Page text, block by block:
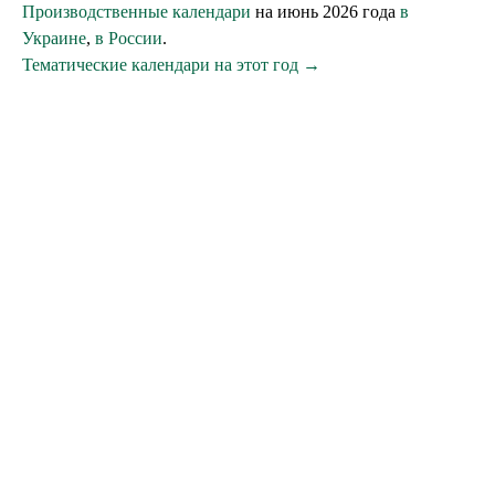
Производственные календари на июнь 2026 года в
Украине, в России.
Тематические календари на этот год →